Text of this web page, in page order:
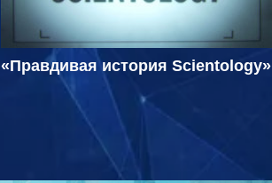
«Правдивая история Scientology»